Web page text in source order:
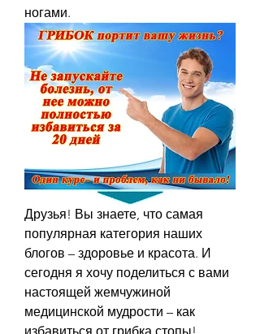
ногами.
Друзья! Вы знаете, что самая
популярная категория наших
блогов – здоровье и красота. И
сегодня я хочу поделиться с вами
настоящей жемчужиной
медицинской мудрости – как
избавиться от грибка стопы!